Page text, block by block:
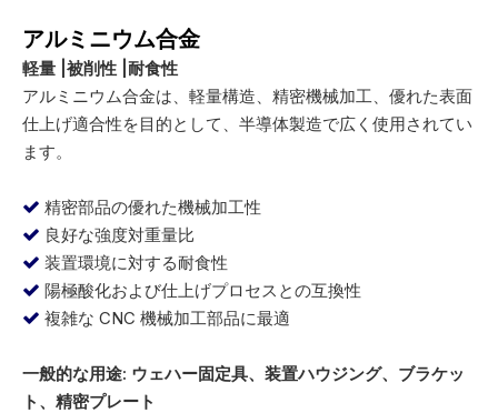
アルミニウム合金
軽量 |被削性 |耐食性
アルミニウム合金は、軽量構造、精密機械加工、優れた表面
仕上げ適合性を目的として、半導体製造で広く使用されてい
ます。
 精密部品の優れた機械加工性
 良好な強度対重量比
 装置環境に対する耐食性
 陽極酸化および仕上げプロセスとの互換性
 複雑な CNC 機械加工部品に最適
一般的な用途: ウェハー固定具、装置ハウジング、ブラケッ
ト、精密プレート